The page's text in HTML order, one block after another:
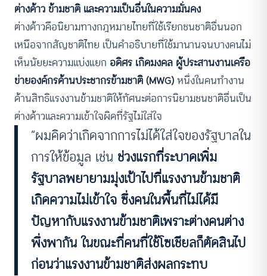
ต่างด้าว ข้ามชาติ และความเป็นอื่นในความมั่นคง
ต่างด้าวคือนิยามทางกฎหมายไทยที่ใช้เรียกชนชาติอื่นนอก
เหนือจากสัญชาติไทย เป็นคำอธิบายที่ใช้มานานจนบางคนไม่
เห็นนัยยะความแบ่งแยก อดิศร เกิดมงคล ผู้ประสานงานเครือ
ข่ายองค์กรด้านประชากรข้ามชาติ (MWG)หนึ่งในคนทำงาน
ด้านสิทธิแรงงานข้ามชาติให้ทัศนะต่อการนิยามชนชาติอื่นเป็น
ต่างด้าวและความเข้าใจผิดที่รัฐไม่ใส่ใจ
“ผมคิดว่าเกิดจากการไม่ได้ใส่ใจของรัฐบาลใน
การให้ข้อมูล เช่น ช่วงแรกที่ระบาดเพิ่ม
รัฐบาลพยายามมุ่งเป้าไปที่แรงงานข้ามชาติ
เกิดความไม่เข้าใจ ซึ่งคนในพื้นที่ไม่ได้มี
ปัญหากับแรงงานข้ามชาติเพราะต่างคนต่าง
พึ่งพากัน ในขณะที่คนที่ใช้โซเชียลก็ตัดสินไป
ก่อนว่าแรงงานข้ามชาติส่งผลกระทบ